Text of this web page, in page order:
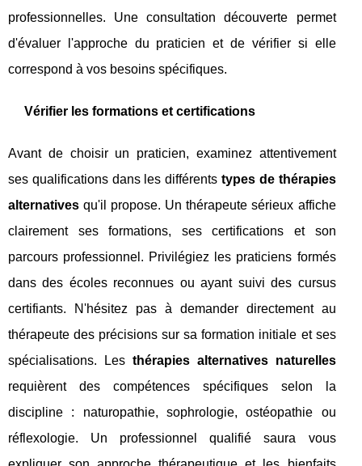
professionnelles. Une consultation découverte permet
d'évaluer l'approche du praticien et de vérifier si elle
correspond à vos besoins spécifiques.
Vérifier les formations et certifications
Avant de choisir un praticien, examinez attentivement
ses qualifications dans les différents types de thérapies
alternatives qu'il propose. Un thérapeute sérieux affiche
clairement ses formations, ses certifications et son
parcours professionnel. Privilégiez les praticiens formés
dans des écoles reconnues ou ayant suivi des cursus
certifiants. N'hésitez pas à demander directement au
thérapeute des précisions sur sa formation initiale et ses
spécialisations. Les thérapies alternatives naturelles
requièrent des compétences spécifiques selon la
discipline : naturopathie, sophrologie, ostéopathie ou
réflexologie. Un professionnel qualifié saura vous